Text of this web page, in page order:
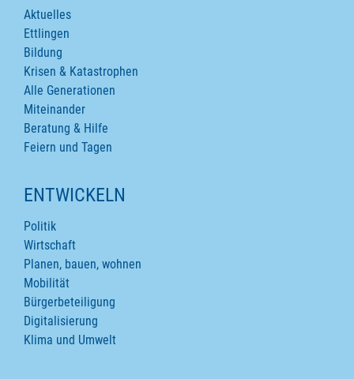
Aktuelles
Ettlingen
Bildung
Krisen & Katastrophen
Alle Generationen
Miteinander
Beratung & Hilfe
Feiern und Tagen
ENTWICKELN
Politik
Wirtschaft
Planen, bauen, wohnen
Mobilität
Bürgerbeteiligung
Digitalisierung
Klima und Umwelt